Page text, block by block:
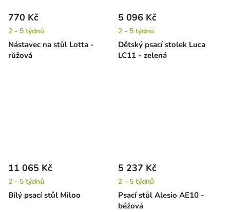
Nástavec na stůl Lotta -
růžová
770 Kč
2 - 5 týdnů
Dětský psací stolek Luca
LC11 - zelená
5 096 Kč
2 - 5 týdnů
Bílý psací stůl Miloo
11 065 Kč
2 - 5 týdnů
Psací stůl Alesio AE10 -
béžová
5 237 Kč
2 - 5 týdnů